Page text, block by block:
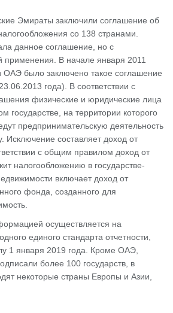
Эмираты заключили соглашение об
со 138 странами.
данное соглашение, но с
применения. В начале января 2011
ОАЭ было заключено такое соглашение
года). В соответствии с
физические и юридические лица
государстве, на территории которого
предпринимательскую деятельность
Исключение составляет доход от
с общим правилом доход от
налогообложению в государстве-
включает доход от
фонда, созданного для
осуществляется на
единого стандарта отчетности,
1 января 2019 года. Кроме ОАЭ,
более 100 государств, в
некоторые страны Европы и Азии,